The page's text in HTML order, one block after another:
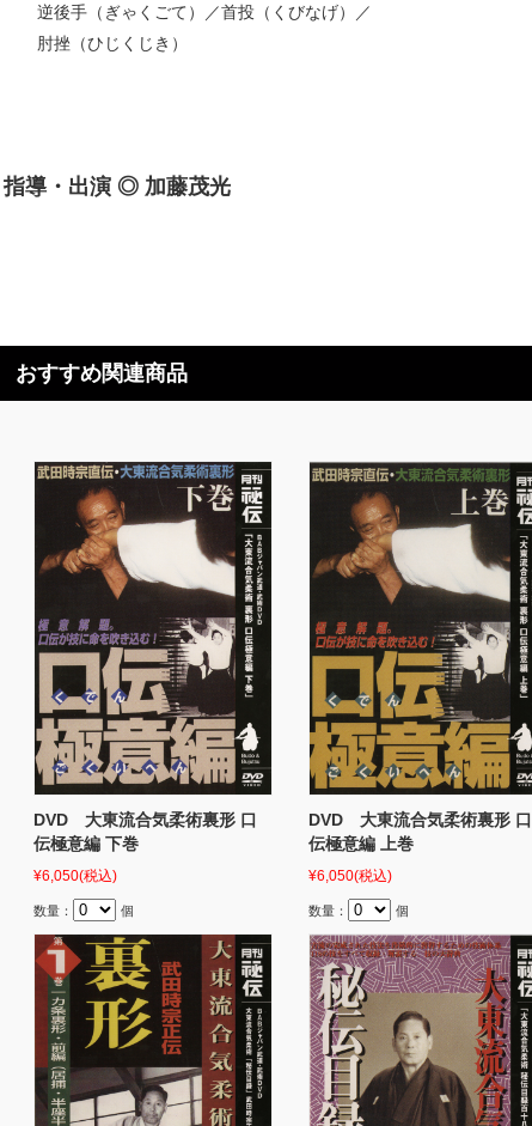
逆後手（ぎゃくごて）／首投（くびなげ）／
肘挫（ひじくじき）
指導・出演 ◎ 加藤茂光
おすすめ関連商品
DVD 大東流合気柔術裏形 口
伝極意編 下巻
¥6,050(税込)
数量： 個
DVD 大東流合気柔術裏形 口
伝極意編 上巻
¥6,050(税込)
数量： 個